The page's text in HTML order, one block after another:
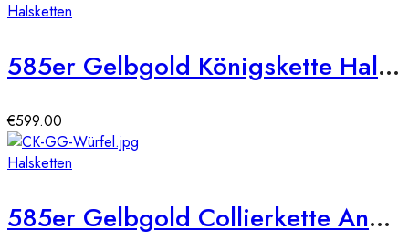
Halsketten
585er Gelbgold Königskette Halbmassiv 2,1mm
€599.00
Halsketten
585er Gelbgold Collierkette Ankerkette mit diamantierten Elementen